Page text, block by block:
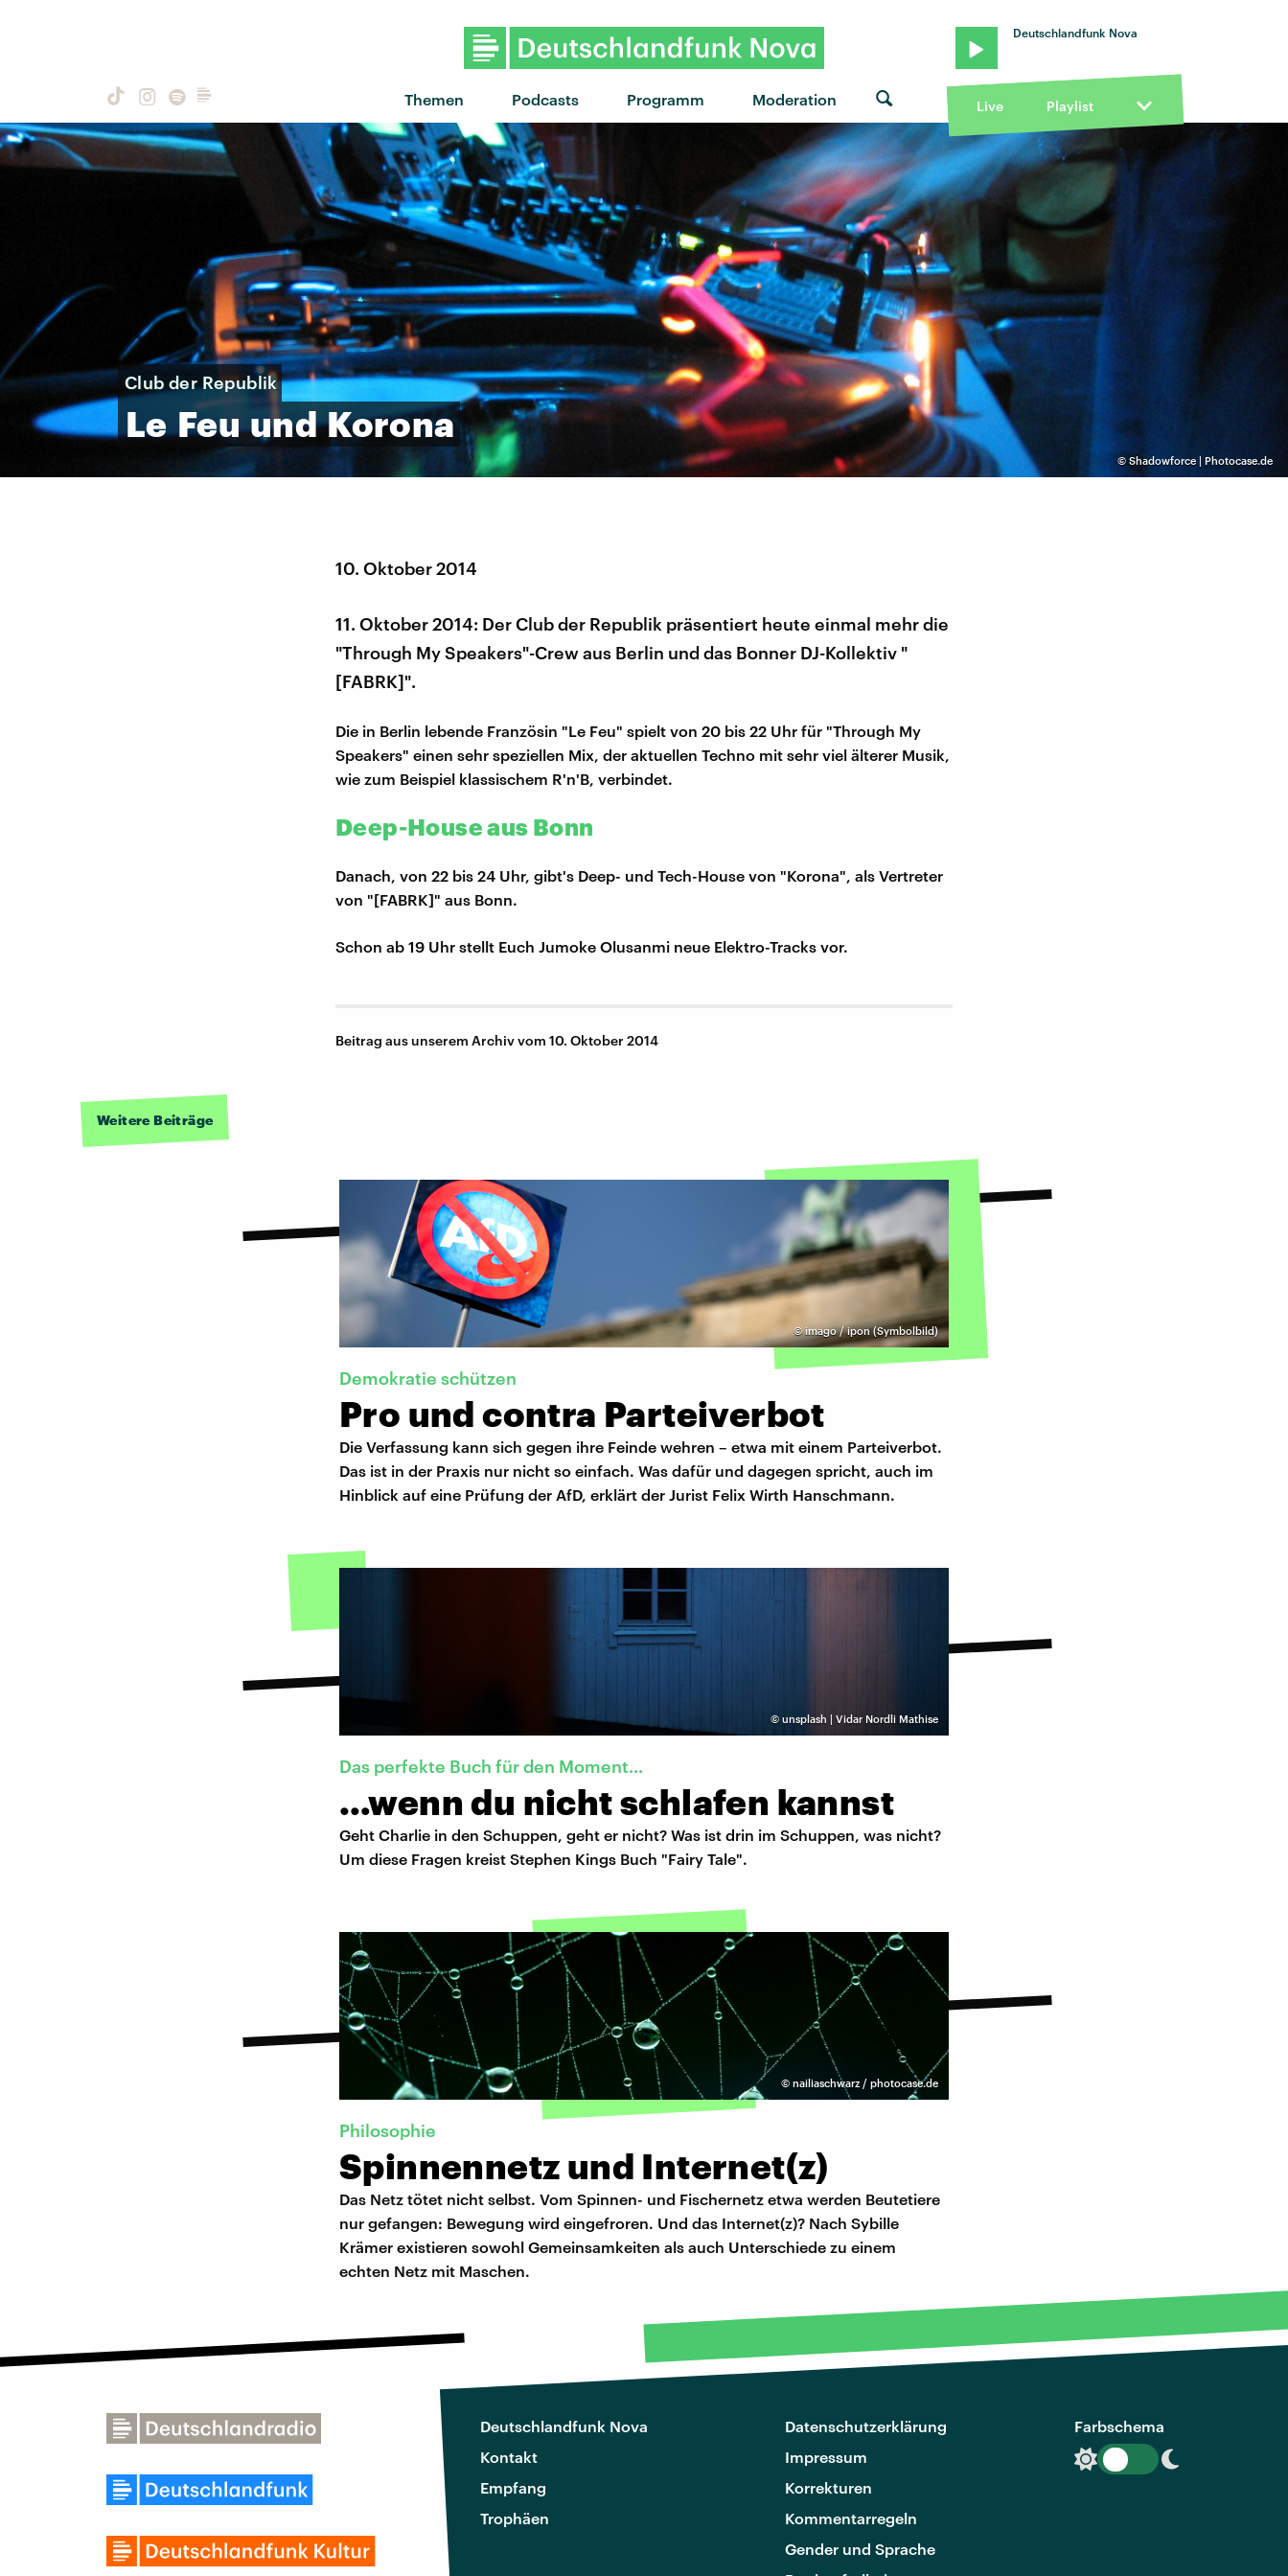
Themen Podcasts Programm Moderation
Deutschlandfunk Nova
Live Playlist
© Shadowforce | Photocase.de
Club der Republik
Le Feu und Korona
10. Oktober 2014
11. Oktober 2014: Der Club der Republik präsentiert heute einmal mehr die
"Through My Speakers"-Crew aus Berlin und das Bonner DJ-Kollektiv "
[FABRK]".
Die in Berlin lebende Französin "Le Feu" spielt von 20 bis 22 Uhr für "Through My
Speakers" einen sehr speziellen Mix, der aktuellen Techno mit sehr viel älterer Musik,
wie zum Beispiel klassischem R'n'B, verbindet.
Deep-House aus Bonn
Danach, von 22 bis 24 Uhr, gibt's Deep- und Tech-House von "Korona", als Vertreter
von "[FABRK]" aus Bonn.
Schon ab 19 Uhr stellt Euch Jumoke Olusanmi neue Elektro-Tracks vor.
Beitrag aus unserem Archiv vom 10. Oktober 2014
Weitere Beiträge
©imago / ipon (Symbolbild)
Demokratie schützen
Pro und contra Parteiverbot
Die Verfassung kann sich gegen ihre Feinde wehren – etwa mit einem Parteiverbot.
Das ist in der Praxis nur nicht so einfach. Was dafür und dagegen spricht, auch im
Hinblick auf eine Prüfung der AfD, erklärt der Jurist Felix Wirth Hanschmann.
© unsplash | Vidar Nordli Mathise
Das perfekte Buch für den Moment...
…wenn du nicht schlafen kannst
Geht Charlie in den Schuppen, geht er nicht? Was ist drin im Schuppen, was nicht?
Um diese Fragen kreist Stephen Kings Buch "Fairy Tale".
© nailiaschwarz / photocase.de
Philosophie
Spinnennetz und Internet(z)
Das Netz tötet nicht selbst. Vom Spinnen- und Fischernetz etwa werden Beutetiere
nur gefangen: Bewegung wird eingefroren. Und das Internet(z)? Nach Sybille
Krämer existieren sowohl Gemeinsamkeiten als auch Unterschiede zu einem
echten Netz mit Maschen.
Deutschlandfunk Nova
Kontakt
Empfang
Trophäen
Datenschutzerklärung
Impressum
Korrekturen
Kommentarregeln
Gender und Sprache
Farbschema